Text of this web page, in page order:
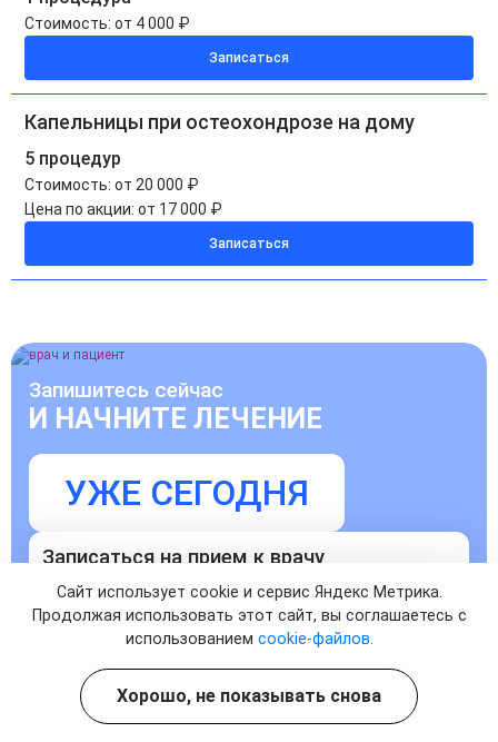
Стоимость: от 4 000 ₽
Записаться
Капельницы при остеохондрозе на дому
5 процедур
Стоимость: от 20 000 ₽
Цена по акции: от 17 000 ₽
Записаться
Запишитесь сейчас
И НАЧНИТЕ ЛЕЧЕНИЕ
УЖЕ СЕГОДНЯ
Записаться на прием к врачу
Согласен сполитикой о конфиденциальности
Сайт использует cookie и сервис Яндекс Метрика.
Продолжая использовать этот сайт, вы соглашаетесь с
использованием cookie-файлов.
Хорошо, не показывать снова